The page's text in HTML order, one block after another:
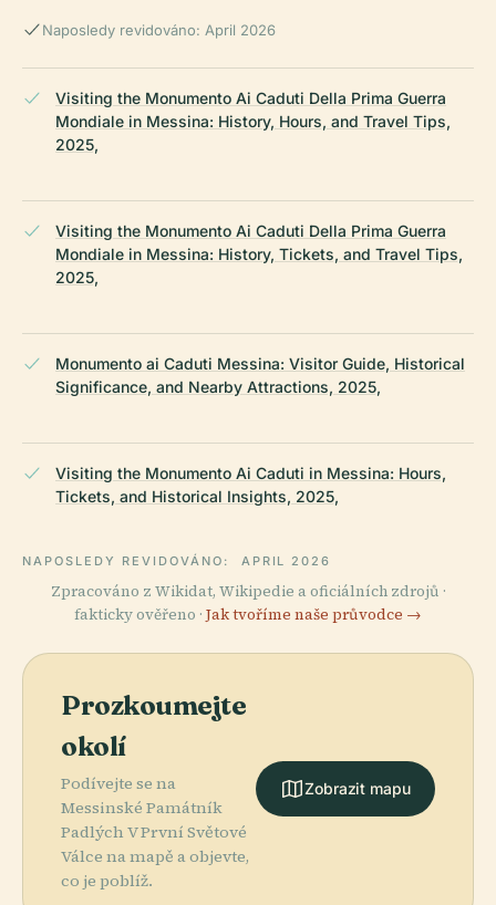
Naposledy revidováno: April 2026
Visiting the Monumento Ai Caduti Della Prima Guerra
Mondiale in Messina: History, Hours, and Travel Tips,
2025,
Visiting the Monumento Ai Caduti Della Prima Guerra
Mondiale in Messina: History, Tickets, and Travel Tips,
2025,
Monumento ai Caduti Messina: Visitor Guide, Historical
Significance, and Nearby Attractions, 2025,
Visiting the Monumento Ai Caduti in Messina: Hours,
Tickets, and Historical Insights, 2025,
NAPOSLEDY REVIDOVÁNO: APRIL 2026
Zpracováno z Wikidat, Wikipedie a oficiálních zdrojů ·
fakticky ověřeno · Jak tvoříme naše průvodce →
Prozkoumejte
okolí
Podívejte se na
Messinské Památník
Padlých V První Světové
Válce na mapě a objevte,
co je poblíž.
Zobrazit mapu